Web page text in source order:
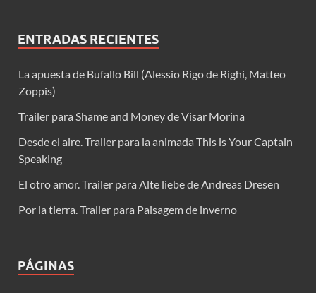
ENTRADAS RECIENTES
La apuesta de Bufallo Bill (Alessio Rigo de Righi, Matteo
Zoppis)
Trailer para Shame and Money de Visar Morina
Desde el aire. Trailer para la animada This is Your Captain
Speaking
El otro amor. Trailer para Alte liebe de Andreas Dresen
Por la tierra. Trailer para Paisagem de inverno
PÁGINAS